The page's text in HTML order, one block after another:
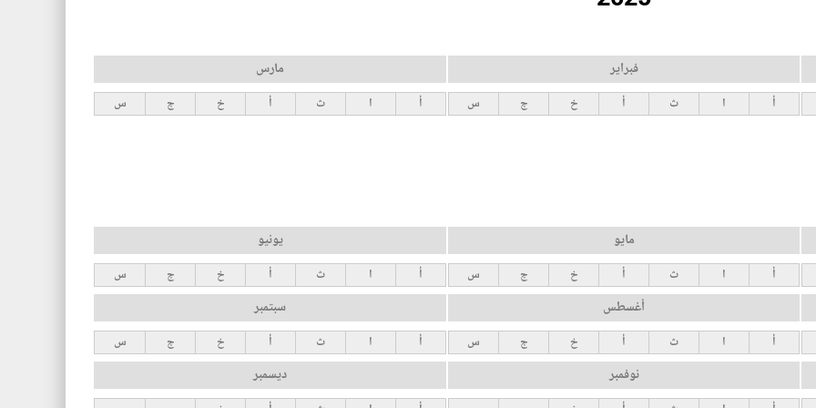
فبراير
أ ا ث أ خ ج س
مارس
أ ا ث أ خ ج س
مايو
أ ا ث أ خ ج س
يونيو
أ ا ث أ خ ج س
أغسطس
أ ا ث أ خ ج س
سبتمبر
أ ا ث أ خ ج س
نوفمبر ديسمبر